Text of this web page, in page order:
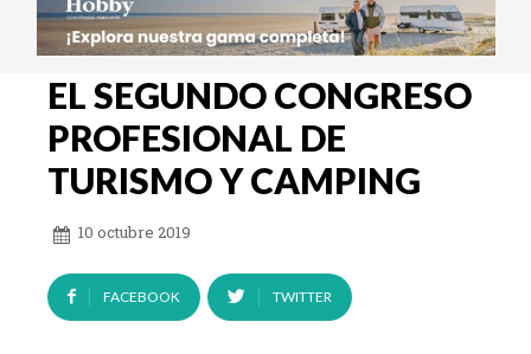
EL SEGUNDO CONGRESO
PROFESIONAL DE
TURISMO Y CAMPING
10 octubre 2019
FACEBOOK TWITTER